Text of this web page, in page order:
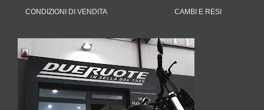
CONDIZIONI DI VENDITA CAMBI E RESI